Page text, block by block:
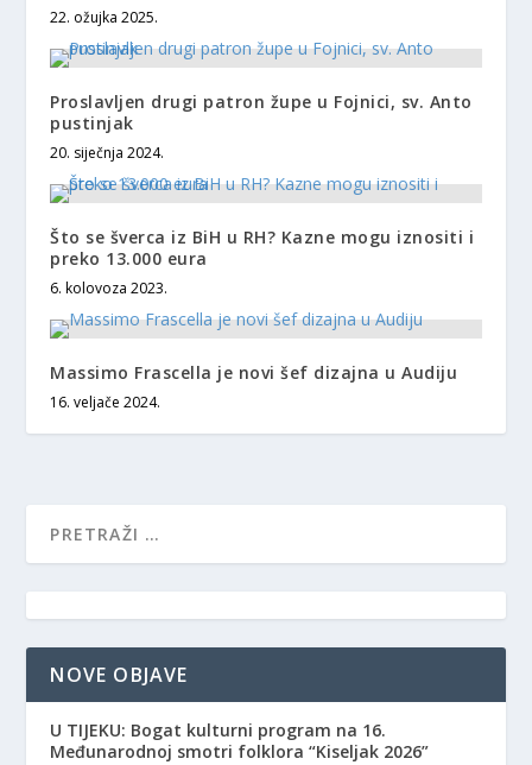
22. ožujka 2025.
Proslavljen drugi patron župe u Fojnici, sv. Anto
pustinjak
20. siječnja 2024.
Što se šverca iz BiH u RH? Kazne mogu iznositi i
preko 13.000 eura
6. kolovoza 2023.
Massimo Frascella je novi šef dizajna u Audiju
16. veljače 2024.
NOVE OBJAVE
​U TIJEKU: Bogat kulturni program na 16.
Međunarodnoj smotri folklora “Kiseljak 2026”